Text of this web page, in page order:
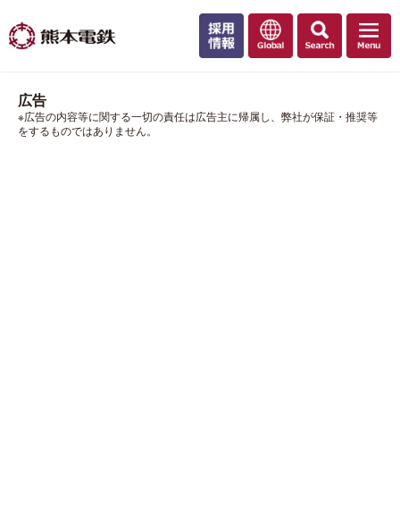
広告
※広告の内容等に関する一切の責任は広告主に帰属し、弊社が保証・推奨等
をするものではありません。